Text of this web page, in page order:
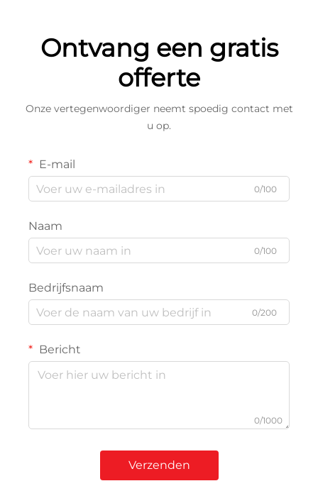
Ontvang een gratis
offerte
Onze vertegenwoordiger neemt spoedig contact met
u op.
E-mail
0/100
Naam
0/100
Bedrijfsnaam
0/200
Bericht
0/1000
Verzenden